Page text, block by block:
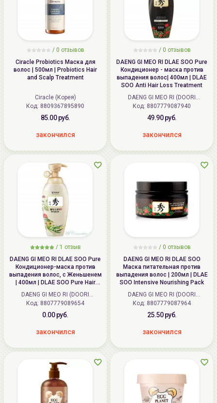
/ 0 отзывов
Ciracle Probiotics Маска для
волос | 500мл | Probiotics Hair
and Scalp Treatment
Ciracle (Корея)
Код: 8809367895890
85.00 руб.
закончился
/ 0 отзывов
DAENG GI MEO RI DLAE SOO Pure
Кондиционер - маска против
выпадения волос| 400мл | DLAE
SOO Anti Hair Loss Treatment
DAENG GI MEO RI (DOORI
Cosmetics) (Корея)
Код: 8807779087940
49.90 руб.
закончился
/ 1 отзыв
DAENG GI MEO RI DLAE SOO Pure
Кондиционер-маска против
выпадения волос, с Женьшенем
| 400мл | DLAE SOO Pure Hair
Loss Care Treatment
DAENG GI MEO RI (DOORI
Cosmetics) (Корея)
Код: 8807779089654
0.00 руб.
закончился
/ 0 отзывов
DAENG GI MEO RI DLAE SOO
Маска питательная против
выпадения волос | 200мл | DLAE
SOO Intensive Nourishing Pack
DAENG GI MEO RI (DOORI
Cosmetics) (Корея)
Код: 8807779087964
25.50 руб.
закончился